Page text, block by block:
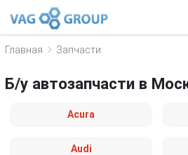
Главная Запчасти
Б/у автозапчасти в
Acura
Audi